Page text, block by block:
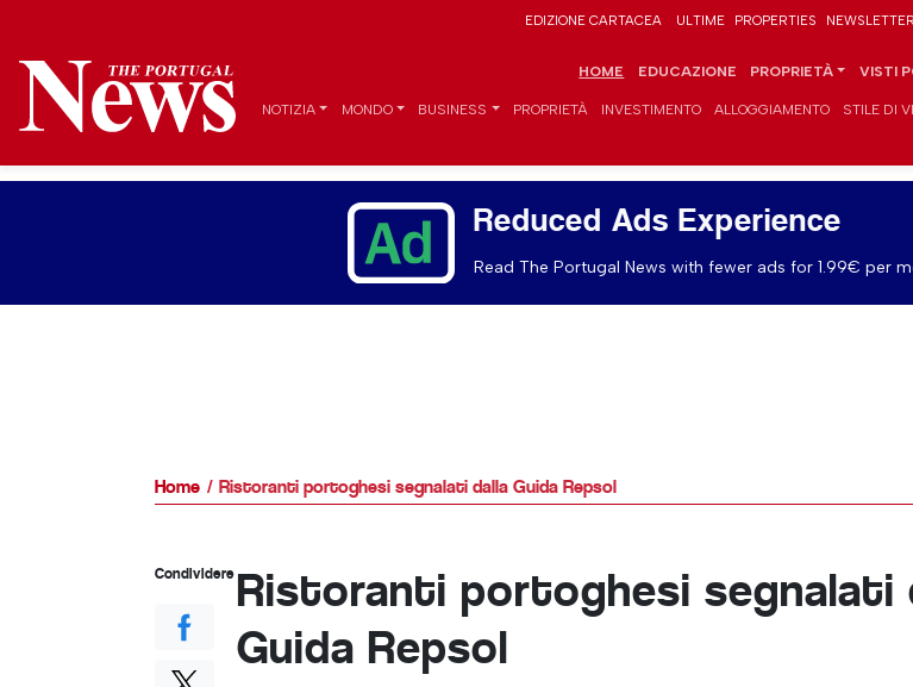
EDIZIONE CARTACEA ULTIME PROPERTIES NEWSLETTER
HOME EDUCAZIONE PROPRIETÀ VISTI
NOTIZIA MONDO BUSINESS PROPRIETÀ INVESTIMENTO ALLOGGIAMENTO STILE DI
Reduced Ads Experience
Read The Portugal News with fewer ads for 1.99€ per
Home Ristoranti portoghesi segnalati dalla Guida Repsol
Ristoranti portoghesi segnalati
Guida Repsol
Condividere